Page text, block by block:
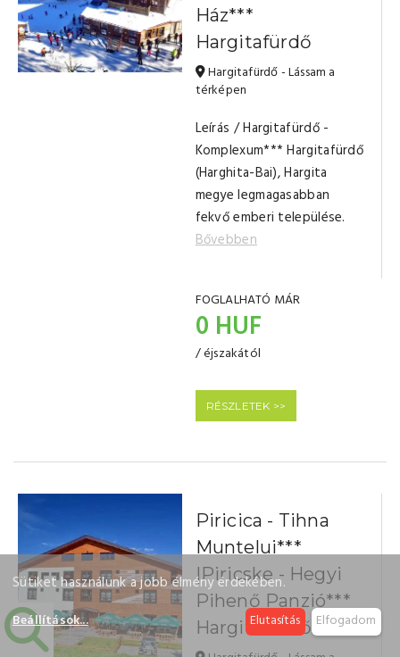
Ház***
Hargitafürdő
Hargitafürdő - Lássam a
térképen
Leírás / Hargitafürdő -
Komplexum*** Hargitafürdő
(Harghita-Bai), Hargita
megye legmagasabban
fekvő emberi települése.
Bővebben
FOGLALHATÓ MÁR
0 HUF
/ éjszakától
RÉSZLETEK >>
Piricica - Tihna
Muntelui***
|Piricske - Hegyi
Pihenő Panzió***
Hargitafürdő
Sütiket használunk a jobb élmény érdekében.
Beállítások... Elutasítás Elfogadom